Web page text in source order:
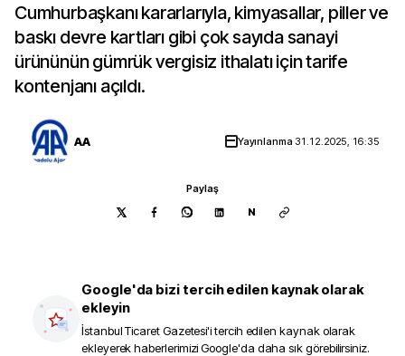
Cumhurbaşkanı kararlarıyla, kimyasallar, piller ve
baskı devre kartları gibi çok sayıda sanayi
ürününün gümrük vergisiz ithalatı için tarife
kontenjanı açıldı.
AA Yayınlanma 31.12.2025, 16:35
Paylaş
N
Google'da bizi tercih edilen kaynak olarak
ekleyin
İstanbul Ticaret Gazetesi'i tercih edilen kaynak olarak
ekleyerek haberlerimizi Google'da daha sık görebilirsiniz.